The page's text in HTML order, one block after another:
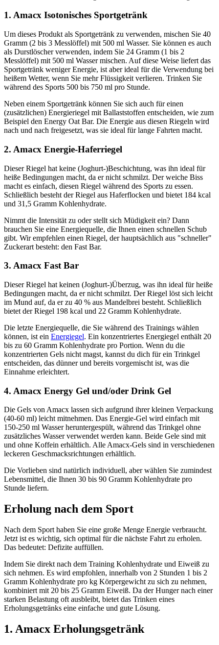
1. Amacx Isotonisches Sportgetränk
Um dieses Produkt als Sportgetränk zu verwenden, mischen Sie 40
Gramm (2 bis 3 Messlöffel) mit 500 ml Wasser. Sie können es auch
als Durstlöscher verwenden, indem Sie 24 Gramm (1 bis 2
Messlöffel) mit 500 ml Wasser mischen. Auf diese Weise liefert das
Sportgetränk weniger Energie, ist aber ideal für die Verwendung bei
heißem Wetter, wenn Sie mehr Flüssigkeit verlieren. Trinken Sie
während des Sports 500 bis 750 ml pro Stunde.
Neben einem Sportgetränk können Sie sich auch für einen
(zusätzlichen) Energieriegel mit Ballaststoffen entscheiden, wie zum
Beispiel den Energy Oat Bar. Die Energie aus diesen Riegeln wird
nach und nach freigesetzt, was sie ideal für lange Fahrten macht.
2. Amacx Energie-Haferriegel
Dieser Riegel hat keine (Joghurt-)Beschichtung, was ihn ideal für
heiße Bedingungen macht, da er nicht schmilzt. Der weiche Biss
macht es einfach, diesen Riegel während des Sports zu essen.
Schließlich besteht der Riegel aus Haferflocken und bietet 184 kcal
und 31,5 Gramm Kohlenhydrate.
Nimmt die Intensität zu oder stellt sich Müdigkeit ein? Dann
brauchen Sie eine Energiequelle, die Ihnen einen schnellen Schub
gibt. Wir empfehlen einen Riegel, der hauptsächlich aus "schneller"
Zuckerart besteht: den Fast Bar.
3. Amacx Fast Bar
Dieser Riegel hat keinen (Joghurt-)Überzug, was ihn ideal für heiße
Bedingungen macht, da er nicht schmilzt. Der Riegel löst sich leicht
im Mund auf, da er zu 40 % aus Mandelbrei besteht. Schließlich
bietet der Riegel 198 kcal und 22 Gramm Kohlenhydrate.
Die letzte Energiequelle, die Sie während des Trainings wählen
können, ist ein Energiegel. Ein konzentriertes Energiegel enthält 20
bis zu 60 Gramm Kohlenhydrate pro Portion. Wenn du die
konzentrierten Gels nicht magst, kannst du dich für ein Trinkgel
entscheiden, das dünner und bereits vorgemischt ist, was die
Einnahme erleichtert.
4. Amacx Energy Gel und/oder Drink Gel
Die Gels von Amacx lassen sich aufgrund ihrer kleinen Verpackung
(40-60 ml) leicht mitnehmen. Das Energie-Gel wird einfach mit
150-250 ml Wasser heruntergespült, während das Trinkgel ohne
zusätzliches Wasser verwendet werden kann. Beide Gele sind mit
und ohne Koffein erhältlich. Alle Amacx-Gels sind in verschiedenen
leckeren Geschmacksrichtungen erhältlich.
Die Vorlieben sind natürlich individuell, aber wählen Sie zumindest
Lebensmittel, die Ihnen 30 bis 90 Gramm Kohlenhydrate pro
Stunde liefern.
Erholung nach dem Sport
Nach dem Sport haben Sie eine große Menge Energie verbraucht.
Jetzt ist es wichtig, sich optimal für die nächste Fahrt zu erholen.
Das bedeutet: Defizite auffüllen.
Indem Sie direkt nach dem Training Kohlenhydrate und Eiweiß zu
sich nehmen. Es wird empfohlen, innerhalb von 2 Stunden 1 bis 2
Gramm Kohlenhydrate pro kg Körpergewicht zu sich zu nehmen,
kombiniert mit 20 bis 25 Gramm Eiweiß. Da der Hunger nach einer
starken Belastung oft ausbleibt, bietet das Trinken eines
Erholungsgetränks eine einfache und gute Lösung.
1. Amacx Erholungsgetränk